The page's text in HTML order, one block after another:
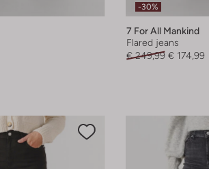
-30%
7 For All Mankind
Flared jeans
€ 249,99 € 174,99